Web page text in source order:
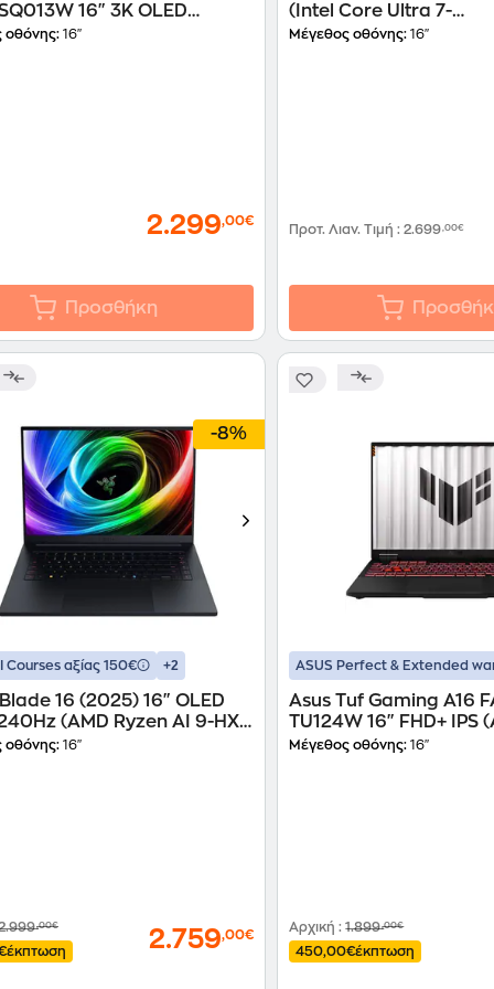
16" 3K OLED
Elite X2E-94-100/48
οθόνης: 16"
2.299,00€
Προσθήκη
(Intel Core Ultra 7-
255HX/32GB/1TB
Μέγεθος οθόνης: 16"
Προτ. Λιαν. Τιμή:2.699,00€
-8%
Courses αξίας 150€ +2
16 (2025) 16" OLED
(AMD Ryzen AI 9-HX
1 TB SSD/GeForce RTX
οθόνης: 16"
,00€
έκπτωση 2.759,00€
ASUS Perfect & Extended
Asus Tuf Gaming A16
TU124W 16" FHD+ IPS
7-260/16GB/512GB
Μέγεθος οθόνης: 16"
Αρχική:1.899,00€
450,00€έκπτωση